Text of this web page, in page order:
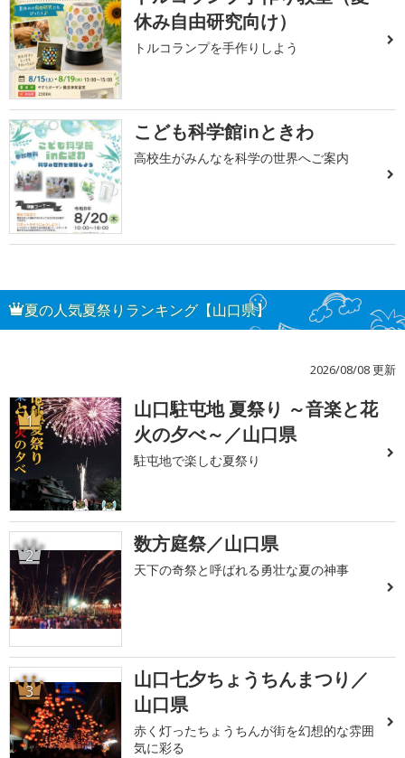
休み自由研究向け）
トルコランプを手作りしよう
こども科学館inときわ
高校生がみんなを科学の世界へご案内
夏の人気夏祭りランキング【山口県】
2026/08/08 更新
1
山口駐屯地 夏祭り ～音楽と花
火の夕べ～／山口県
駐屯地で楽しむ夏祭り
2 数方庭祭／山口県
天下の奇祭と呼ばれる勇壮な夏の神事
3
山口七夕ちょうちんまつり／
山口県
赤く灯ったちょうちんが街を幻想的な雰囲
気に彩る